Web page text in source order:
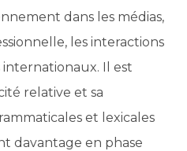
dans les médias,
les interactions
internationaux. Il est
relative et sa
et lexicales
davantage en phase